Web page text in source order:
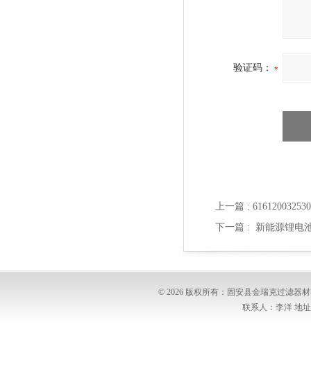
验证码：
上一篇 :
下一篇 : 新能源锂电
© 2026 版权所有：固安县金瑞克过滤器
联系人：李洋 地